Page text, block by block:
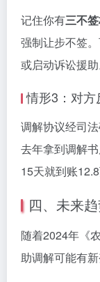
记住你有三不
强制让步不签
或启动诉讼援助
情形3：对
调解协议经司
去年拿到调解
15天就到账12.8
四、未来
随着2024年《
助调解可能有新